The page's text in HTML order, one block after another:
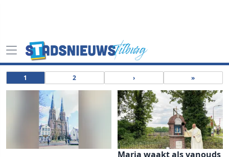
1 2 › »
Maria waakt als vanouds